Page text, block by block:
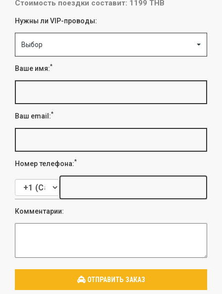
Стоимость поездки составит: 1199 THB
Нужны ли VIP-проводы:
Выбор
Ваше имя:*
Ваш email:*
Номер телефона:*
Комментарии: